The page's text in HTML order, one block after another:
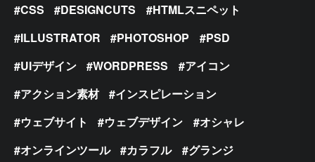
CSS DESIGNCUTS
HTMLスニペット
ILLUSTRATOR
PHOTOSHOP
PSD
UIデザイン
WORDPRESS
アイコン
アクション素材
インスピレーション
ウェブサイト
ウェブデザイン
オシャレ
オンラインツール
カラフル
グランジ